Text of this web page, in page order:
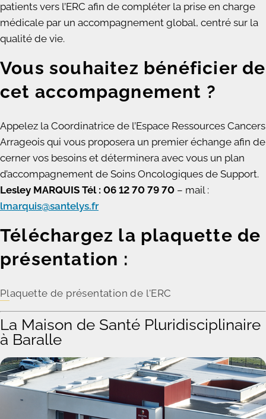
patients vers l’ERC afin de compléter la prise en charge
médicale par un accompagnement global, centré sur la
qualité de vie.
Vous souhaitez bénéficier de
cet accompagnement ?
Appelez la Coordinatrice de l’Espace Ressources Cancers
Arrageois qui vous proposera un premier échange afin de
cerner vos besoins et déterminera avec vous un plan
d’accompagnement de Soins Oncologiques de Support.
Lesley MARQUIS Tél : 06 12 70 79 70 – mail :
lmarquis@santelys.fr
Téléchargez la plaquette de
présentation :
Plaquette de présentation de l'ERC
La Maison de Santé Pluridisciplinaire
à Baralle